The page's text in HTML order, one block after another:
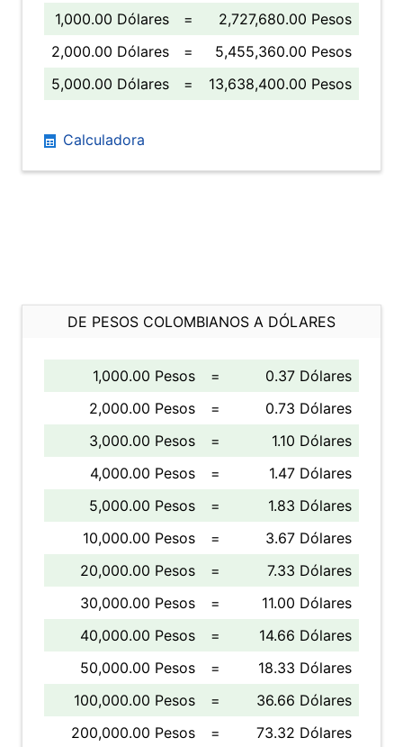
1,000.00 Dólares
=
2,727,680.00 Pesos
2,000.00 Dólares
=
5,455,360.00 Pesos
5,000.00 Dólares
= 13,638,400.00 Pesos
Calculadora
DE PESOS COLOMBIANOS A DÓLARES
1,000.00 Pesos =
0.37 Dólares
2,000.00 Pesos
=
0.73 Dólares
3,000.00 Pesos
=
1.10 Dólares
4,000.00 Pesos
=
1.47 Dólares
5,000.00 Pesos
=
1.83 Dólares
10,000.00 Pesos
=
3.67 Dólares
20,000.00 Pesos
=
7.33 Dólares
30,000.00 Pesos
=
11.00 Dólares
40,000.00 Pesos
=
14.66 Dólares
50,000.00 Pesos
=
18.33 Dólares
100,000.00 Pesos
=
36.66 Dólares
200,000.00 Pesos
= 73.32 Dólares